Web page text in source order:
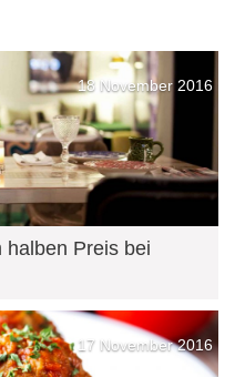
18 November 2016
halben Preis bei
17 November 2016